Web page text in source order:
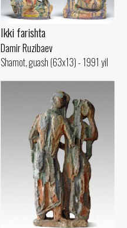
Ikki farishta
Damir Ruzibaev
Shamot, guash (63x13) - 1991 yil